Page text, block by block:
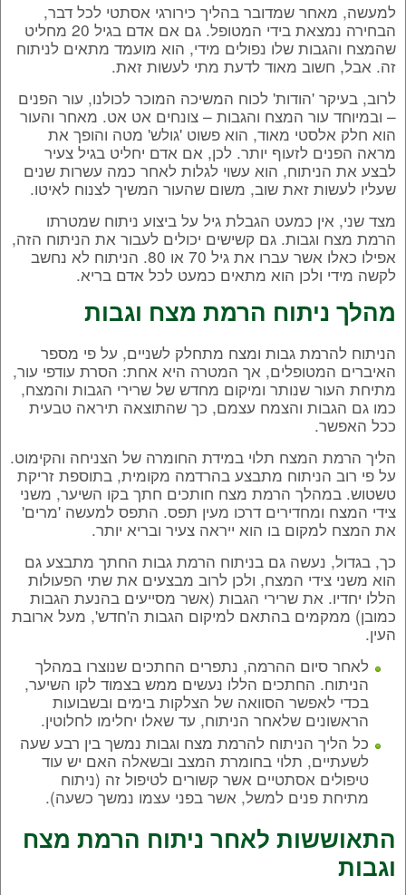
למעשה, מאחר שמדובר בהליך כירורגי אסתטי לכל דבר,
הבחירה נמצאת בידי המטופל. גם אם אדם בגיל 20 מחליט
שהמצח והגבות שלו נפולים מידי, הוא מועמד מתאים לניתוח
זה. אבל, חשוב מאוד לדעת מתי לעשות זאת.
לרוב, בעיקר 'הודות' לכוח המשיכה המוכר לכולנו, עור הפנים
– ובמיוחד עור המצח והגבות – צונחים אט אט. מאחר והעור
הוא חלק אלסטי מאוד, הוא פשוט 'גולש' מטה והופך את
מראה הפנים לזעוף יותר. לכן, אם אדם יחליט בגיל צעיר
לבצע את הניתוח, הוא עשוי לגלות לאחר כמה עשרות שנים
שעליו לעשות זאת שוב, משום שהעור המשיך לצנוח לאיטו.
מצד שני, אין כמעט הגבלת גיל על ביצוע ניתוח שמטרתו
הרמת מצח וגבות. גם קשישים יכולים לעבור את הניתוח הזה,
אפילו כאלו אשר עברו את גיל 70 או 80. הניתוח לא נחשב
לקשה מידי ולכן הוא מתאים כמעט לכל אדם בריא.
מהלך ניתוח הרמת מצח וגבות
הניתוח להרמת גבות ומצח מתחלק לשניים, על פי מספר
האיברים המטופלים, אך המטרה היא אחת: הסרת עודפי עור,
מתיחת העור שנותר ומיקום מחדש של שרירי הגבות והמצח,
כמו גם הגבות והצמח עצמם, כך שהתוצאה תיראה טבעית
ככל האפשר.
הליך הרמת המצח תלוי במידת החומרה של הצניחה והקימוט.
על פי רוב הניתוח מתבצע בהרדמה מקומית, בתוספת זריקת
טשטוש. במהלך הרמת מצח חותכים חתך בקו השיער, משני
צידי המצח ומחדירים דרכו מעין תפס. התפס למעשה 'מרים'
את המצח למקום בו הוא ייראה צעיר ובריא יותר.
כך, בגדול, נעשה גם בניתוח הרמת גבות החתך מתבצע גם
הוא משני צידי המצח, ולכן לרוב מבצעים את שתי הפעולות
הללו יחדיו. את שרירי הגבות (אשר מסייעים בהנעת הגבות
כמובן) ממקמים בהתאם למיקום הגבות ה'חדש', מעל ארובת
העין.
לאחר סיום ההרמה, נתפרים החתכים שנוצרו במהלך
הניתוח. החתכים הללו נעשים ממש בצמוד לקו השיער,
בכדי לאפשר הסוואה של הצלקות בימים ובשבועות
הראשונים שלאחר הניתוח, עד שאלו יחלימו לחלוטין.
כל הליך הניתוח להרמת מצח וגבות נמשך בין רבע שעה
לשעתיים, תלוי בחומרת המצב ובשאלה האם יש עוד
טיפולים אסתטיים אשר קשורים לטיפול זה (ניתוח
מתיחת פנים למשל, אשר בפני עצמו נמשך כשעה).
התאוששות לאחר ניתוח הרמת מצח
וגבות